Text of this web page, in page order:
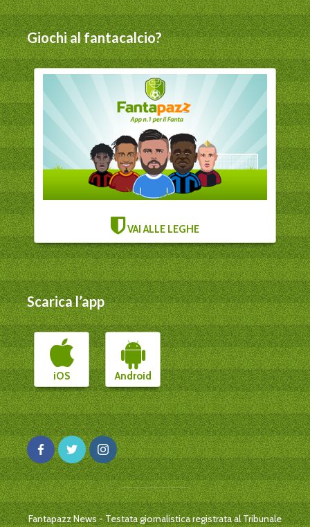
Giochi al fantacalcio?
VAI ALLE LEGHE
Scarica l’app
iOS Android
Fantapazz News - Testata giornalistica registrata al Tribunale